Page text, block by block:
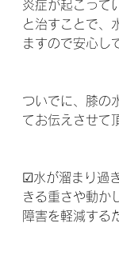
炎症が起こって
と治すことで、
ますので安心し
ついでに、膝の
てお伝えさせて
☑水が溜まり過
きる重さや動か
障害を軽減する